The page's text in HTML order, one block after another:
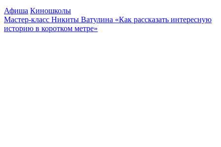
Афиша Киношколы
Мастер-класс Никиты Ватулина «Как рассказать интересную
историю в коротком метре»